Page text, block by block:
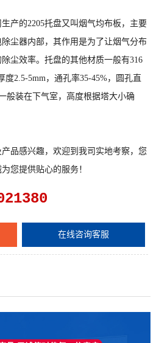
产的2205托盘又叫烟气均布板，主要
尘器内部，其作用是为了让烟气分布
尘效率。托盘的其他材质一般有316
度2.5-5mm，通孔率35-45%，圆孔直
般装在下气室，高度根据塔大小确
品感兴趣，欢迎到我司实地考察，您
您提供贴心的服务！
在线咨询客服